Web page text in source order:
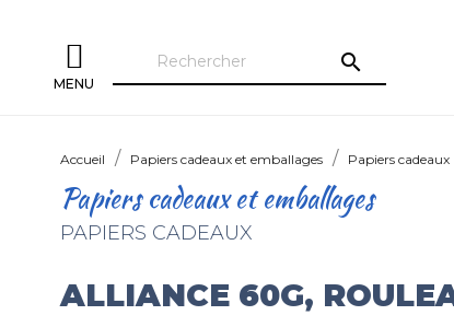
MENU
search
Accueil Papiers cadeaux et emballages Papiers cadeaux
Papiers cadeaux et emballages
PAPIERS CADEAUX
ALLIANCE 60G,